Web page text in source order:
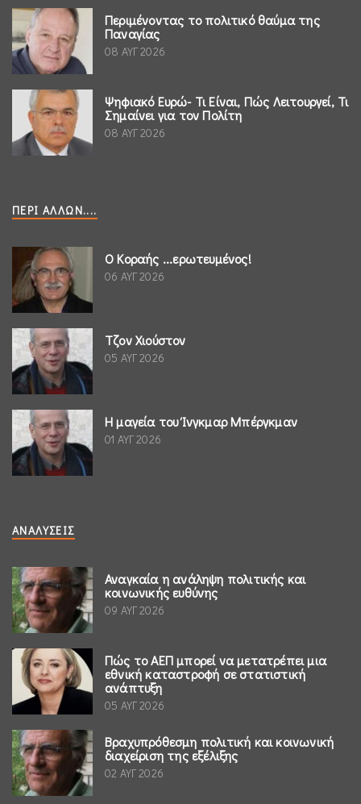
Περιμένοντας το πολιτικό θαύμα της
Παναγίας
08 ΑΥΓ 2026
Ψηφιακό Ευρώ- Τι Είναι, Πώς Λειτουργεί, Τι
Σημαίνει για τον Πολίτη
08 ΑΥΓ 2026
ΠΕΡΊ ΆΛΛΩΝ....
Ο Κοραής ...ερωτευμένος!
06 ΑΥΓ 2026
Τζον Χιούστον
05 ΑΥΓ 2026
Η μαγεία του Ίνγκμαρ Μπέργκμαν
01 ΑΥΓ 2026
ΑΝΑΛΎΣΕΙΣ
Αναγκαία η ανάληψη πολιτικής και
κοινωνικής ευθύνης
09 ΑΥΓ 2026
Πώς το ΑΕΠ μπορεί να μετατρέπει μια
εθνική καταστροφή σε στατιστική
ανάπτυξη
05 ΑΥΓ 2026
Βραχυπρόθεσμη πολιτική και κοινωνική
διαχείριση της εξέλιξης
02 ΑΥΓ 2026